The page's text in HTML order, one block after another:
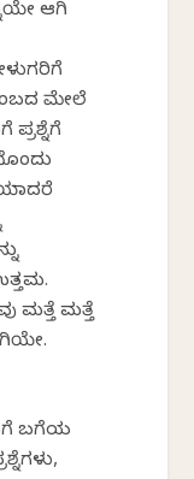
ಆಗಿ
ಮೇಲೆ
ಮತ್ತೆ ಮತ್ತೆ
ಬಗೆ ಬಗೆಯ